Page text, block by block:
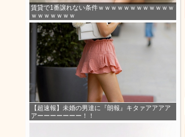
賃貸で1番譲れない条件ｗｗｗｗｗｗｗｗｗｗｗｗ
ｗｗｗｗｗｗｗ
【超速報】未婚の男達に『朗報』キタァアアアア
アーーーーーーー！！